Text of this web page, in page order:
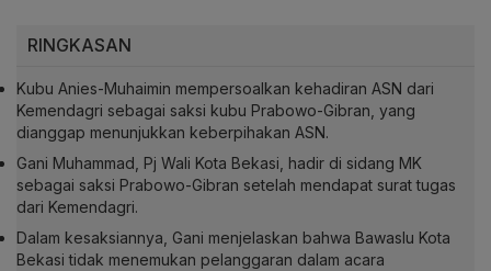
RINGKASAN
Kubu Anies-Muhaimin mempersoalkan kehadiran ASN dari
Kemendagri sebagai saksi kubu Prabowo-Gibran, yang
dianggap menunjukkan keberpihakan ASN.
Gani Muhammad, Pj Wali Kota Bekasi, hadir di sidang MK
sebagai saksi Prabowo-Gibran setelah mendapat surat tugas
dari Kemendagri.
Dalam kesaksiannya, Gani menjelaskan bahwa Bawaslu Kota
Bekasi tidak menemukan pelanggaran dalam acara